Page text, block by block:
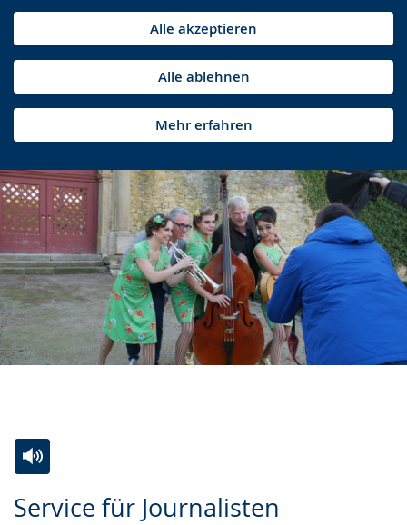
Alle akzeptieren
Alle ablehnen
Mehr erfahren
Service für Journalisten
Leichten
Audio-
Video